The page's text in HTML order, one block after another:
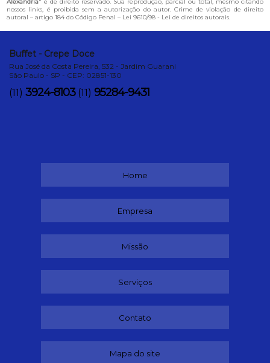
Alexandria" é de direito reservado. Sua reprodução, parcial ou total, mesmo citando
nossos links, é proibida sem a autorização do autor. Crime de violação de direito
autoral – artigo 184 do Código Penal – Lei 9610/98 - Lei de direitos autorais.
Buffet - Crepe Doce
Rua José da Costa Pereira, 532 - Jardim Guarani
São Paulo - SP - CEP: 02851-130
(11) 3924-8103 (11) 95284-9431
Home
Empresa
Missão
Serviços
Contato
Mapa do site